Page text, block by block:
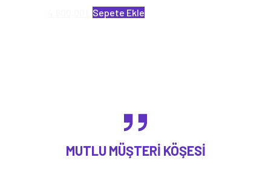
Sepete Ekle
MUTLU MÜŞTERI KÖŞESI